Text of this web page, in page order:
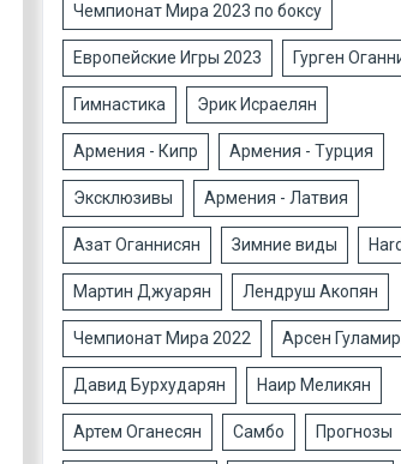
Чемпионат Мира 2023 по боксу
Европейские Игры 2023 Гурген
Гимнастика Эрик Исраелян
Армения - Кипр Армения - Турция
Эксклюзивы Армения - Латвия
Азат Оганнисян Зимние виды
Мартин Джуарян Лендруш Акопян
Чемпионат Мира 2022 Арсен
Давид Бурхударян Наир Меликян
Артем Оганесян Самбо Прогнозы